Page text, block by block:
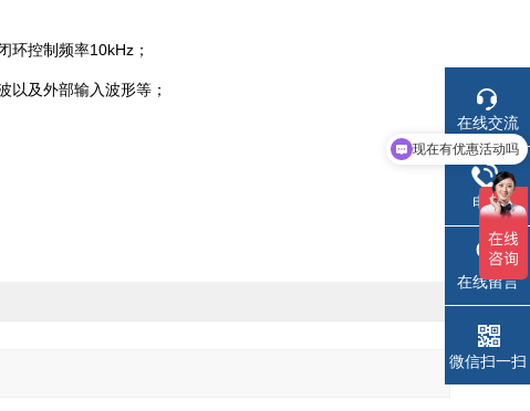
环控制频率10kHz；
以及外部输入波形等；
在线交流
电话
在线留言
微信扫一扫
现在有优惠活动吗